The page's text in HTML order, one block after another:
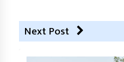
Next Post